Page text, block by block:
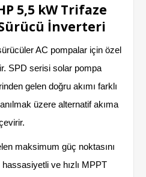
5,5 kW Trifaze
İnverteri
AC pompalar için özel
SPD serisi solar pompa
gelen doğru akımı farklı
üzere alternatif akıma
maksimum güç noktasını
ve hızlı MPPT